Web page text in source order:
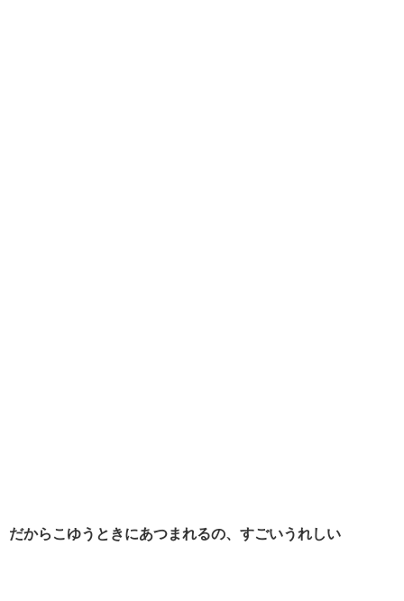
だからこゆうときにあつまれるの、すごいうれしい